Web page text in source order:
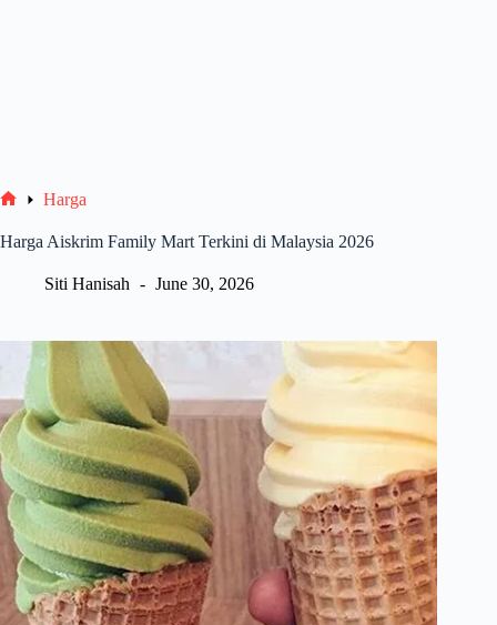
Harga
Harga Aiskrim Family Mart Terkini di Malaysia 2026
Siti Hanisah June 30, 2026